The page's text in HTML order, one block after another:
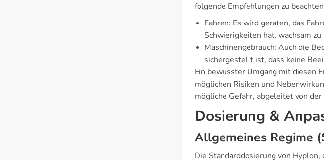
folgende Empfehlungen zu
Fahren: Es wird geraten, das
Schwierigkeiten hat, wachsam
Maschinengebrauch: Auch die
sichergestellt ist, dass keine
Ein bewusster Umgang mit diesen
möglichen Risiken und
mögliche Gefahr, abgeleitet von
Dosierung &
Allgemeines Regime
Die Standarddosierung von